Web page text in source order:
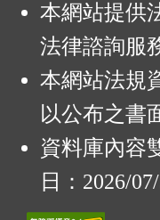
本網站提供
法律諮詢服
本網站法規
以公布之書
資料庫內容
日：2026/